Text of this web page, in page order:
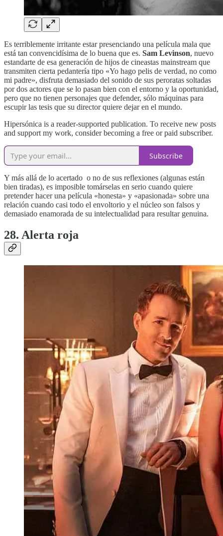
Es terriblemente irritante estar presenciando una película mala que
está tan convencidísima de lo buena que es. Sam Levinson, nuevo
estandarte de esa generación de hijos de cineastas mainstream que
transmiten cierta pedantería tipo «Yo hago pelis de verdad, no como
mi padre», disfruta demasiado del sonido de sus peroratas soltadas
por dos actores que se lo pasan bien con el entorno y la oportunidad,
pero que no tienen personajes que defender, sólo máquinas para
escupir las tesis que su director quiere dejar en el mundo.
Hipersónica is a reader-supported publication. To receive new posts
and support my work, consider becoming a free or paid subscriber.
Subscribe
Y más allá de lo acertado o no de sus reflexiones (algunas están
bien tiradas), es imposible tomárselas en serio cuando quiere
pretender hacer una película «honesta» y «apasionada» sobre una
relación cuando casi todo el envoltorio y el núcleo son falsos y
demasiado enamorada de su intelectualidad para resultar genuina.
28. Alerta roja